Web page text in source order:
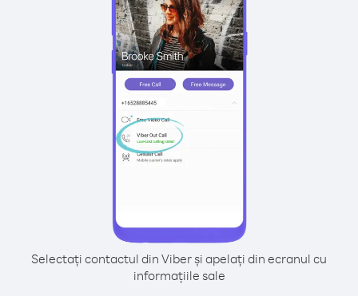
Selectați contactul din Viber și apelați din ecranul cu
informațiile sale